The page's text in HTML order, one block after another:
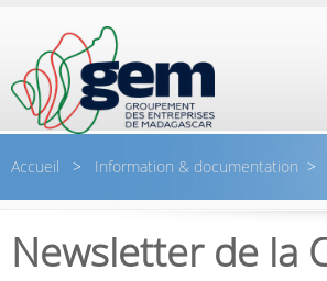
Accueil > Information & documentation >
Newsletter de la